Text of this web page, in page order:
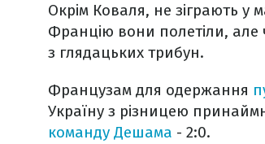
Окрім Коваля, не зіграють у
Францію вони полетіли, але
з глядацьких трибун.
Французам для одержання
Україну з різницею
команду Дешама - 2:0.